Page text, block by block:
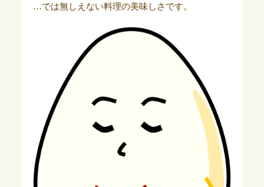
…では無しえない料理の美味しさです。